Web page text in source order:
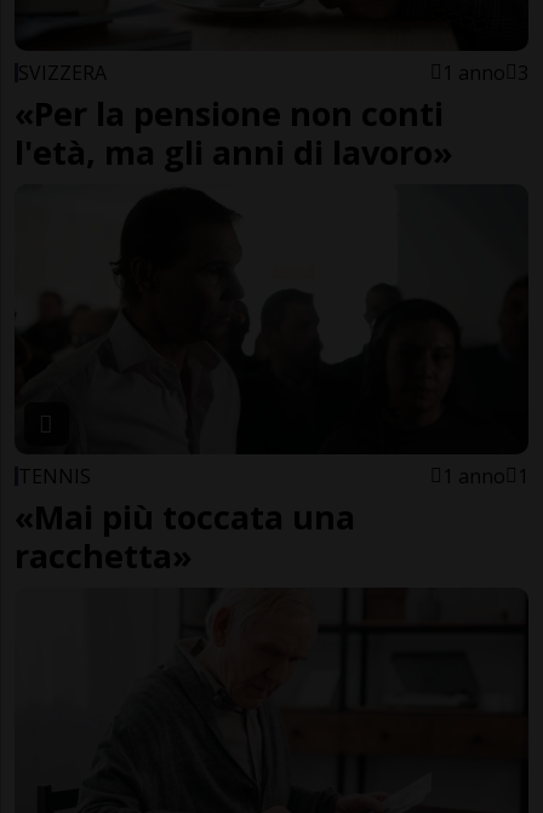
SVIZZERA 1 anno 3
«Per la pensione non conti
l'età, ma gli anni di lavoro»
TENNIS 1 anno 1
«Mai più toccata una
racchetta»